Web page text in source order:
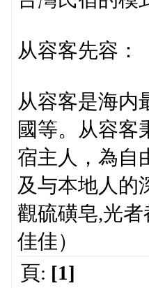
从容客先容：
从容客是海内
國等。从容客
宿主人，為自
及与本地人的
觀硫磺皂,光
佳佳）
頁: [1]